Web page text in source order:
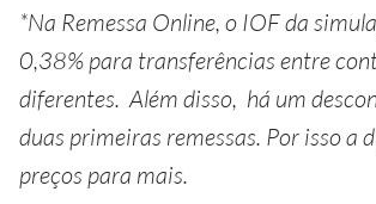
*Na Remessa Online, o IOF da
0,38% para transferências entre
diferentes. Além disso, há um
duas primeiras remessas. Por isso a
preços para mais.